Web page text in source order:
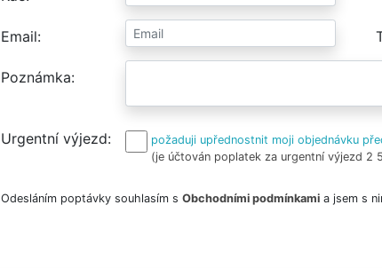
Email
Poznámka
Urgentní výjezd
požaduji upřednostnit moji objednávku
(je účtován poplatek za urgentní výjezd 2
Odesláním poptávky souhlasím s Obchodními podmínkamia jsem s